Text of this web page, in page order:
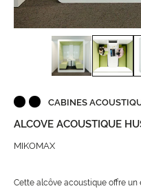
CABINES
ALCOVE ACOUSTIQUE
MIKOMAX
Cette alcôve acoustique offre un